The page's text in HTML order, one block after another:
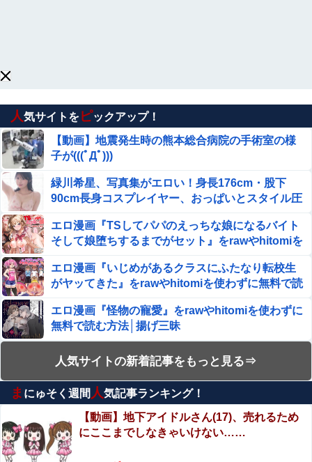
【動画】 女子大生さん、教室でマ○毛チェックし
ｗｗ
【画像】チー牛さん、とんでもない恵体の白人美女と
結婚してしまうｗｗｗｗｗｗｗｗ 【Pickup06072008】
【悲報】ハンターハンター連載再開の様子、全くないｗｗ
ｗｗｗｗｗｗｗｗｗｗｗ
【衝撃】 きゃりーぱみゅぱみゅ 本名をさらりと告白
「すぐバレるデマを投稿した理由はこれか」と拡散元
の”賢さ”に批判が殺到中、自称ジャーナリストのやり口と
いうのが……
【画像】今田美桜、破壊力ありすぎる上乳
鈴木奈穂子アナ 袖口からインナーチラ見え！！【GIF動
画あり】
【悲報】大阪の1泊1800円のホテル、ガチでヤバすぎて炎
血を見て失神した俺が「殺人事件の被害者（遺体）」と勘
違いされ現場が大パニックに！勇敢なおばちゃんとオジサ
ン達の団結力と勘違い劇がこちらｗｗ
【画像】福原遥さん、意外とお胸ある
人気サイトをピックアップ！
【動画】地震発生時の熊本総合病院の手術室の様
子が(((ﾟДﾟ)))
緑川希星、写真集がエロい！身長176cm・股下
90cm長身コスプレイヤー、おっぱいとスタイル圧
エロ漫画『TSしてパパのえっちな娘になるバイト
そして娘堕ちするまでがセット』をrawやhitomiを
エロ漫画『いじめがあるクラスにふたなり転校生
がヤッてきた』をrawやhitomiを使わずに無料で読
エロ漫画『怪物の寵愛』をrawやhitomiを使わずに
無料で読む方法│揚げ三昧
【動画】ロシアの空挺兵、パラシュートが開かず
に墜落してしまう。
えなこ×網タイツ×Tバック尻、これで興奮しない
ヤツはいないだろｗｗ
【閲覧注意】工場のリアルな労働災害映像（一瞬
で両手切断）、マジでめちゃくちゃ怖い
人気サイトの新着記事をもっと見る⇒
ま にゅそく週間 人気記事ランキング！
【動画】地下アイドルさん(17)、売れるため
にここまでしなきゃいけない……